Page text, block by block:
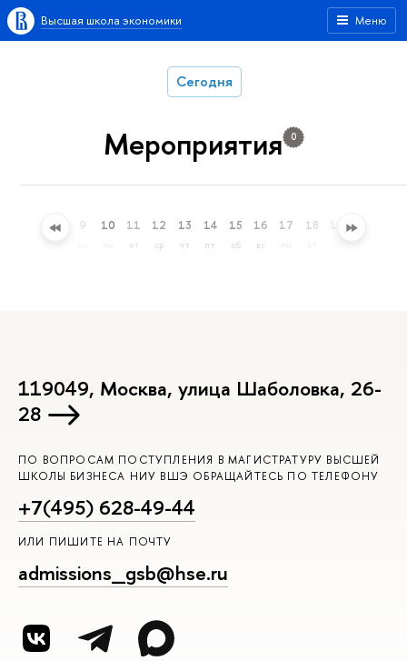
Меню
Высшая школа экономики
Сегодня
Мероприятия 0
8 9 10 11
вт
12
ср
13
чт
14
пт
15
сб
16
вс
17 18 20
119049, Москва, улица Шаболовка, 26-
28
ПО ВОПРОСАМ ПОСТУПЛЕНИЯ В МАГИСТРАТУРУ ВЫСШЕЙ
ШКОЛЫ БИЗНЕСА НИУ ВШЭ ОБРАЩАЙТЕСЬ ПО ТЕЛЕФОНУ
+7(495) 628-49-44
ИЛИ ПИШИТЕ НА ПОЧТУ
admissions_gsb@hse.ru